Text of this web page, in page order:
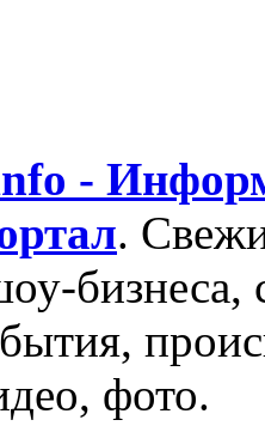
-
.
бизнеса,
фото.